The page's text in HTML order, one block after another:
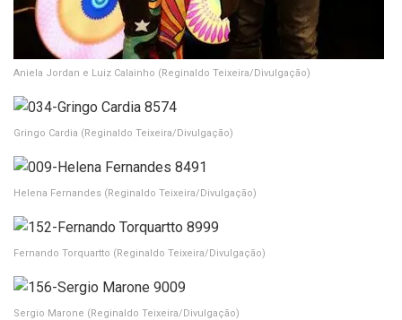
Aniela Jordan e Luiz Calainho (Reginaldo Teixeira/Divulgação)
Gringo Cardia (Reginaldo Teixeira/Divulgação)
Helena Fernandes (Reginaldo Teixeira/Divulgação)
Fernando Torquartto (Reginaldo Teixeira/Divulgação)
Sergio Marone (Reginaldo Teixeira/Divulgação)